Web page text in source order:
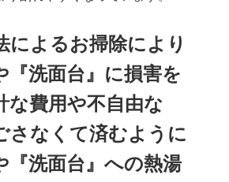
によるお掃除により
『洗面台』に損害を
な費用や不自由な
さなくて済むように
『洗面台』への熱湯